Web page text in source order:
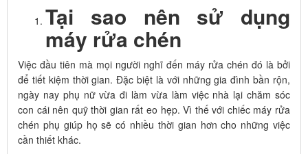
Tại sao nên sử dụng
máy rửa chén
Việc đầu tiên mà mọi người nghĩ đến máy rửa chén đó là bởi
để tiết kiệm thời gian. Đặc biệt là với những gia đình bần rộn,
ngày nay phụ nữ vừa đi làm vừa làm việc nhà lại chăm sóc
con cái nên quỹ thời gian rất eo hẹp. Vì thế với chiếc máy rửa
chén phụ giúp họ sẽ có nhiều thời gian hơn cho những việc
cần thiết khác.